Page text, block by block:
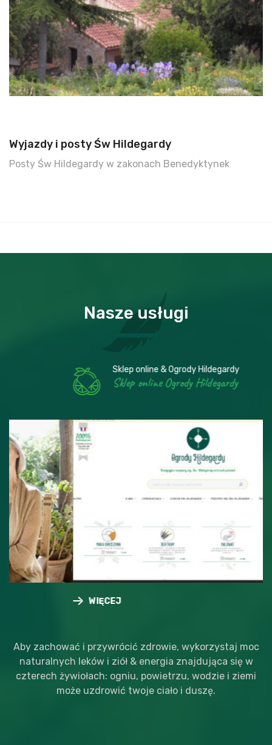
Wyjazdy i posty Św Hildegardy
Posty Św Hildegardy w zakonach Benedyktynek
Nasze usługi
Sklep online & Ogrody Hildegardy
Sklep online Ogrody Hildegardy
Sklep online & Ogrody Hildegardy
Sklep online Ogrody Hildegardy
WIĘCEJ
Aby zachować i przywrócić zdrowie, wykorzystaj moc
naturalnych leków i ziół & energia znajdująca się w
czterech żywiołach: ogniu, powietrzu, wodzie i ziemi
może uzdrowić twoje ciało i duszę.